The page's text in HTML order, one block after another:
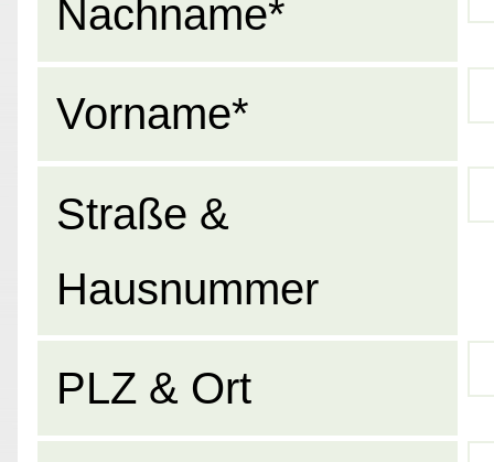
Nachname*
Vorname*
Straße &
Hausnummer
PLZ & Ort